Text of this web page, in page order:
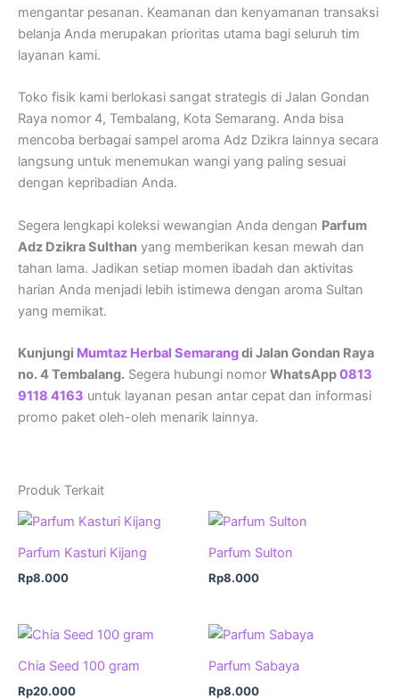
mengantar pesanan. Keamanan dan kenyamanan transaksi
belanja Anda merupakan prioritas utama bagi seluruh tim
layanan kami.
Toko fisik kami berlokasi sangat strategis di Jalan Gondan
Raya nomor 4, Tembalang, Kota Semarang. Anda bisa
mencoba berbagai sampel aroma Adz Dzikra lainnya secara
langsung untuk menemukan wangi yang paling sesuai
dengan kepribadian Anda.
Segera lengkapi koleksi wewangian Anda dengan Parfum
Adz Dzikra Sulthan yang memberikan kesan mewah dan
tahan lama. Jadikan setiap momen ibadah dan aktivitas
harian Anda menjadi lebih istimewa dengan aroma Sultan
yang memikat.
Kunjungi Mumtaz Herbal Semarangdi Jalan Gondan Raya
no. 4 Tembalang. Segera hubungi nomor WhatsApp0813
9118 4163 untuk layanan pesan antar cepat dan informasi
promo paket oleh-oleh menarik lainnya.
Produk Terkait
Parfum Kasturi Kijang
Rp8.000
Parfum Sulton
Rp8.000
Chia Seed 100 gram
Rp20.000
Parfum Sabaya
Rp8.000